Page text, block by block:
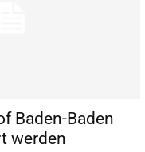
Baden-Baden
werden